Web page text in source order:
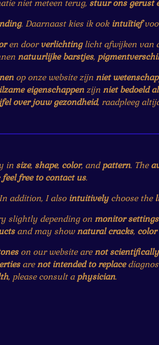
niet meteen terug, stuur ons gerust
. Daarnaast kies ik ook intuïtief
en doorverlichtinglicht afwijken van
natuurlijke barstjes,
op onze website zijn niet
eigenschappenzijn niet bedoeld
over jouw gezondheid, raadpleeg
in size, shape, color, andpattern. The
feel free to contact us.
addition, I also intuitivelychoose the
slightly depending on monitor settings
and may shownatural cracks,
on our website arenot
arenot intended to replace
, please consult a physician.